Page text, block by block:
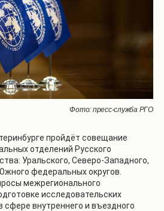
Фото: пресс-служба РГО
пройдёт совещание
отделений Русского
Уральского, Северо-Западного,
федеральных округов.
межрегионального
исследовательских
сфере внутреннего и въездного